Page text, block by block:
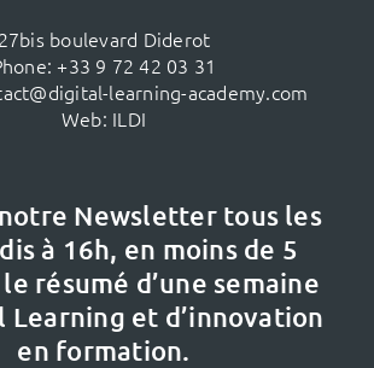
27bis boulevard Diderot
+33 9 72 42 03 31
learning-academy.com
Web: ILDI
Newsletter tous les
à 16h, en moins de 5
résumé d’une semaine
Learning et d’innovation
en formation.